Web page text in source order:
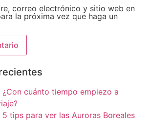
correo electrónico y sitio web en
la próxima vez que haga un
¿Con cuánto tiempo empiezo a
5 tips para ver las Auroras Boreales